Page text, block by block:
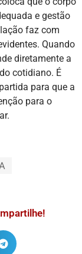
e gestão
faz com
Quando
diretamente a
cotidiano. É
para que a
para o